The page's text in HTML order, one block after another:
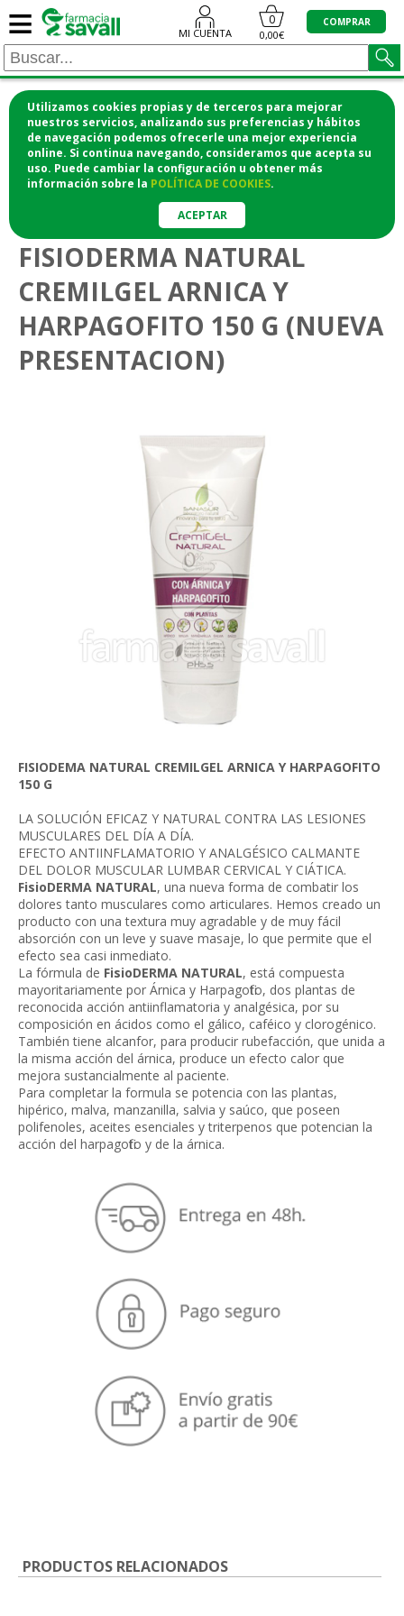
Utilizamos cookies propias y de terceros para mejorar
nuestros servicios, analizando sus preferencias y hábitos
de navegación podemos ofrecerle una mejor experiencia
online. Si continua navegando, consideramos que acepta su
uso. Puede cambiar la configuración u obtener más
información sobre la POLÍTICA DE COOKIES.
ACEPTAR
≡ MI CUENTA
0
0,00€
COMPRAR
¡COMPRA CÓMODAMENTE DESDE CASA Y RECOGE
EN LA FARMACIA!
o si lo prefieres te lo mandamos a casa
Masaje deportivo
FISIODERMA NATURAL
CREMILGEL ARNICA Y
HARPAGOFITO 150 G (NUEVA
PRESENTACION)
FISIODEMA NATURAL CREMILGEL ARNICA Y HARPAGOFITO
150 G
LA SOLUCIÓN EFICAZ Y NATURAL CONTRA LAS LESIONES
MUSCULARES DEL DÍA A DÍA.
EFECTO ANTIINFLAMATORIO Y ANALGÉSICO CALMANTE
DEL DOLOR MUSCULAR LUMBAR CERVICAL Y CIÁTICA.
FisioDERMA NATURAL, una nueva forma de combatir los
dolores tanto musculares como articulares. Hemos creado un
producto con una textura muy agradable y de muy fácil
absorción con un leve y suave masaje, lo que permite que el
efecto sea casi inmediato.
La fórmula de FisioDERMA NATURAL, está compuesta
mayoritariamente por Árnica y Harpagofito, dos plantas de
reconocida acción antiinflamatoria y analgésica, por su
composición en ácidos como el gálico, caféico y clorogénico.
También tiene alcanfor, para producir rubefacción, que unida a
la misma acción del árnica, produce un efecto calor que
mejora sustancialmente al paciente.
Para completar la formula se potencia con las plantas,
hipérico, malva, manzanilla, salvia y saúco, que poseen
polifenoles, aceites esenciales y triterpenos que potencian la
acción del harpagofito y de la árnica.
PRODUCTOS RELACIONADOS